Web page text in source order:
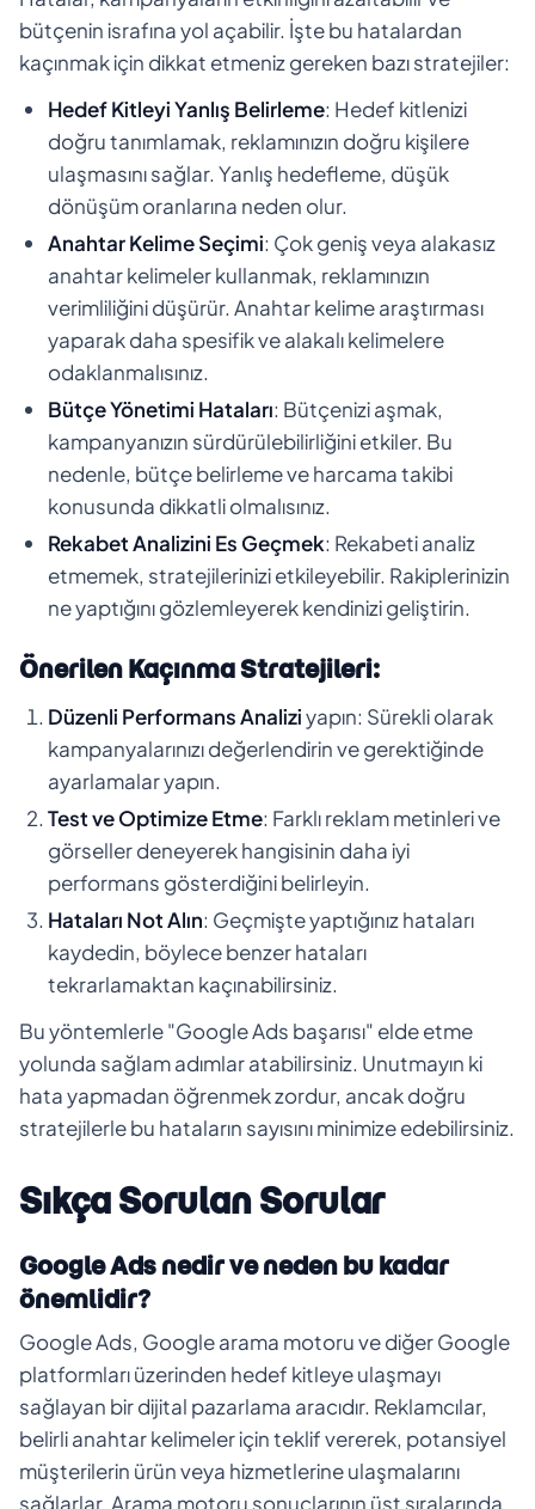
bütçenin israfına yol açabilir. İşte bu hatalardan
kaçınmak için dikkat etmeniz gereken bazı stratejiler:
Hedef Kitleyi Yanlış Belirleme: Hedef kitlenizi
doğru tanımlamak, reklamınızın doğru kişilere
ulaşmasını sağlar. Yanlış hedefleme, düşük
dönüşüm oranlarına neden olur.
Anahtar Kelime Seçimi: Çok geniş veya alakasız
anahtar kelimeler kullanmak, reklamınızın
verimliliğini düşürür. Anahtar kelime araştırması
yaparak daha spesifik ve alakalı kelimelere
odaklanmalısınız.
Bütçe Yönetimi Hataları: Bütçenizi aşmak,
kampanyanızın sürdürülebilirliğini etkiler. Bu
nedenle, bütçe belirleme ve harcama takibi
konusunda dikkatli olmalısınız.
Rekabet Analizini Es Geçmek: Rekabeti analiz
etmemek, stratejilerinizi etkileyebilir. Rakiplerinizin
ne yaptığını gözlemleyerek kendinizi geliştirin.
Önerilen Kaçınma Stratejileri:
Düzenli Performans Analiziyapın: Sürekli olarak
kampanyalarınızı değerlendirin ve gerektiğinde
ayarlamalar yapın.
Test ve Optimize Etme: Farklı reklam metinleri ve
görseller deneyerek hangisinin daha iyi
performans gösterdiğini belirleyin.
Hataları Not Alın: Geçmişte yaptığınız hataları
kaydedin, böylece benzer hataları
tekrarlamaktan kaçınabilirsiniz.
Bu yöntemlerle "Google Ads başarısı" elde etme
yolunda sağlam adımlar atabilirsiniz. Unutmayın ki
hata yapmadan öğrenmek zordur, ancak doğru
stratejilerle bu hataların sayısını minimize edebilirsiniz.
Sıkça Sorulan Sorular
Google Ads nedir ve neden bu kadar
önemlidir?
Google Ads, Google arama motoru ve diğer Google
platformları üzerinden hedef kitleye ulaşmayı
sağlayan bir dijital pazarlama aracıdır. Reklamcılar,
belirli anahtar kelimeler için teklif vererek, potansiyel
müşterilerin ürün veya hizmetlerine ulaşmalarını
sağlarlar. Arama motoru sonuçlarının üst sıralarında